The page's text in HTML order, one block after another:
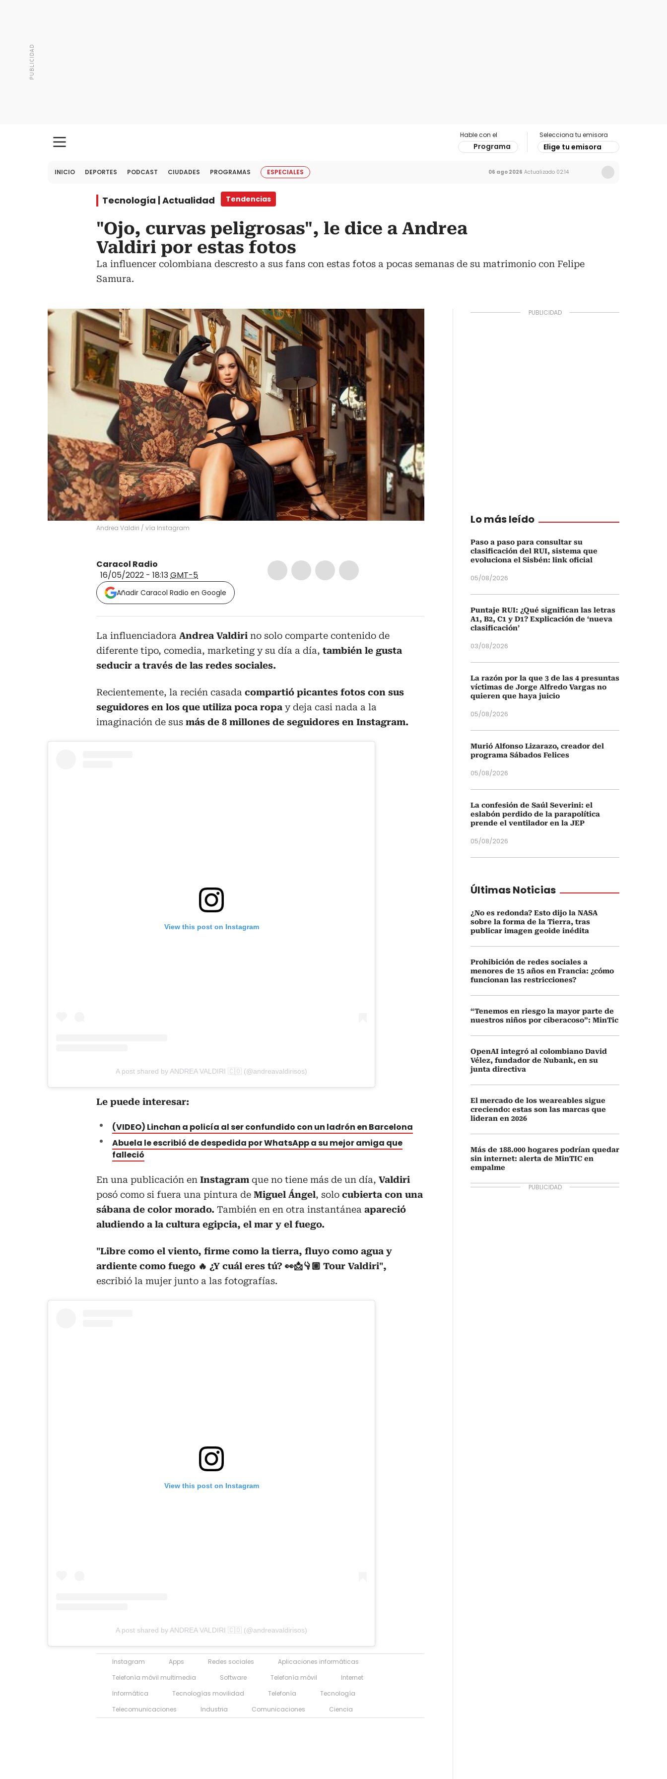
Hable con el
Programa
Selecciona tu emisora
Elige tu emisora
INICIO DEPORTES PODCAST CIUDADES PROGRAMAS ESPECIALES 06 ago 2026 Actualizado 02:14
Tecnología | Actualidad Tendencias
"Ojo, curvas peligrosas", le dice a Andrea
Valdiri por estas fotos
La influencer colombiana descresto a sus fans con estas fotos a pocas semanas de su matrimonio con Felipe
Samura.
Andrea Valdiri / vía Instagram
Caracol Radio
16/05/2022 - 18:13GMT-5
Añadir Caracol Radio en Google
La influenciadora Andrea Valdiri no solo comparte contenido de
diferente tipo, comedia, marketing y su día a día, también le gusta
seducir a través de las redes sociales.
Recientemente, la recién casada compartió picantes fotos con sus
seguidores en los que utiliza poca ropa y deja casi nada a la
imaginación de sus más de 8 millones de seguidores en Instagram.
View this post on Instagram
A post shared by ANDREA VALDIRI 🇨🇴 (@andreavaldirisos)
Le puede interesar:
(VIDEO) Linchan a policía al ser confundido con un ladrón en Barcelona
Abuela le escribió de despedida por WhatsApp a su mejor amiga que
falleció
En una publicación en Instagram que no tiene más de un día, Valdiri
posó como si fuera una pintura de Miguel Ángel, solo cubierta con una
sábana de color morado. También en en otra instantánea apareció
aludiendo a la cultura egipcia, el mar y el fuego.
"Libre como el viento, firme como la tierra, fluyo como agua y
ardiente como fuego 🔥 ¿Y cuál eres tú? 👀📩👇🏼 Tour Valdiri",
escribió la mujer junto a las fotografías.
View this post on Instagram
A post shared by ANDREA VALDIRI 🇨🇴 (@andreavaldirisos)
Instagram Apps Redes sociales
Aplicaciones informáticas
Telefonía móvil multimedia
Software Telefonía móvil
Internet
Informática
Tecnologías movilidad Telefonía
Tecnología
Telecomunicaciones
Industria Comunicaciones Ciencia
Lo más leído
Paso a paso para consultar su
clasificación del RUI, sistema que
evoluciona el Sisbén: link oficial
05/08/2026
Puntaje RUI: ¿Qué significan las letras
A1, B2, C1 y D1? Explicación de ‘nueva
clasificación’
03/08/2026
La razón por la que 3 de las 4 presuntas
víctimas de Jorge Alfredo Vargas no
quieren que haya juicio
05/08/2026
Murió Alfonso Lizarazo, creador del
programa Sábados Felices
05/08/2026
La confesión de Saúl Severini: el
eslabón perdido de la parapolítica
prende el ventilador en la JEP
05/08/2026
Últimas Noticias
¿No es redonda? Esto dijo la NASA
sobre la forma de la Tierra, tras
publicar imagen geoide inédita
Prohibición de redes sociales a
menores de 15 años en Francia: ¿cómo
funcionan las restricciones?
“Tenemos en riesgo la mayor parte de
nuestros niños por ciberacoso”: MinTic
OpenAI integró al colombiano David
Vélez, fundador de Nubank, en su
junta directiva
El mercado de los weareables sigue
creciendo: estas son las marcas que
lideran en 2026
Más de 188.000 hogares podrían quedar
sin internet: alerta de MinTIC en
empalme